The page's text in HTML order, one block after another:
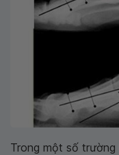
Trong một số